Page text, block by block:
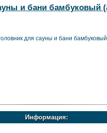
и бани бамбуковый
для сауны и бани
Информация: